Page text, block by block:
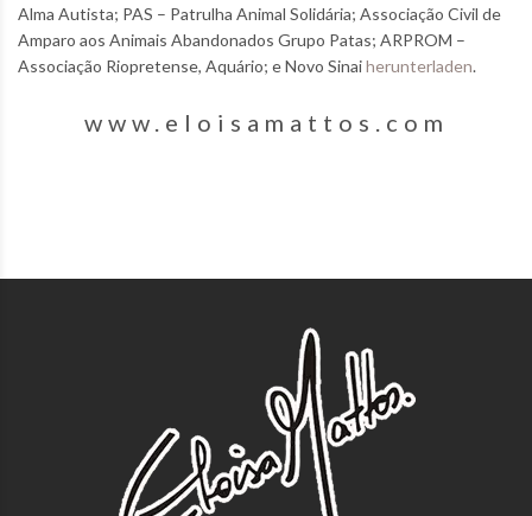
Alma Autista; PAS – Patrulha Animal Solidária; Associação Civil de
Amparo aos Animais Abandonados Grupo Patas; ARPROM –
Associação Riopretense, Aquário; e Novo Sinaiherunterladen.
www.eloisamattos.com